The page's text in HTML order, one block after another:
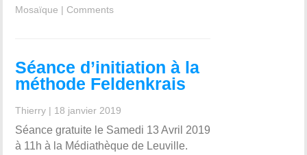
Mosaïque | Comments
Séance d’initiation à la
méthode Feldenkrais
Thierry | 18 janvier 2019
Séance gratuite le Samedi 13 Avril 2019
à 11h à la Médiathèque de Leuville.